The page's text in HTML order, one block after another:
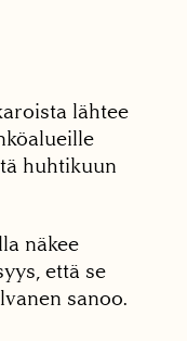
lähtee
huhtikuun
näkee
että se
sanoo.